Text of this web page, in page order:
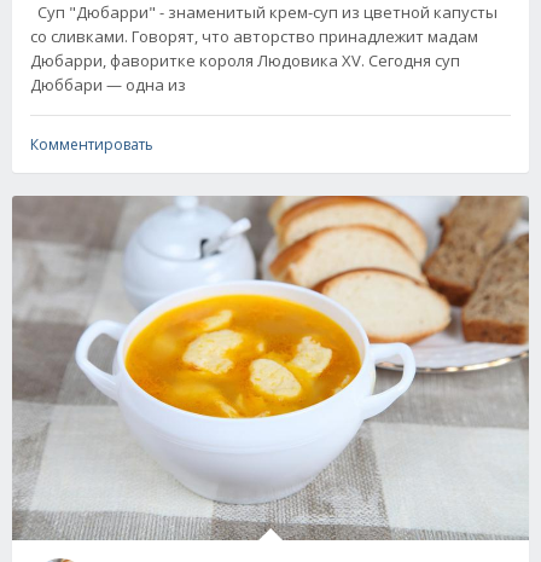
Суп "Дюбарри" - знаменитый крем-суп из цветной капусты
со сливками. Говорят, что авторство принадлежит мадам
Дюбарри, фаворитке короля Людовика XV. Сегодня суп
Дюббари — одна из
Комментировать